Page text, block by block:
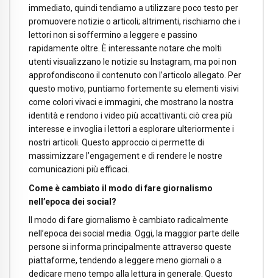
immediato, quindi tendiamo a utilizzare poco testo per
promuovere notizie o articoli; altrimenti, rischiamo che i
lettori non si soffermino a leggere e passino
rapidamente oltre. È interessante notare che molti
utenti visualizzano le notizie su Instagram, ma poi non
approfondiscono il contenuto con l’articolo allegato. Per
questo motivo, puntiamo fortemente su elementi visivi
come colori vivaci e immagini, che mostrano la nostra
identità e rendono i video più accattivanti; ciò crea più
interesse e invoglia i lettori a esplorare ulteriormente i
nostri articoli. Questo approccio ci permette di
massimizzare l’engagement e di rendere le nostre
comunicazioni più efficaci.
Come è cambiato il modo di fare giornalismo
nell’epoca dei social?
Il modo di fare giornalismo è cambiato radicalmente
nell’epoca dei social media. Oggi, la maggior parte delle
persone si informa principalmente attraverso queste
piattaforme, tendendo a leggere meno giornali o a
dedicare meno tempo alla lettura in generale. Questo